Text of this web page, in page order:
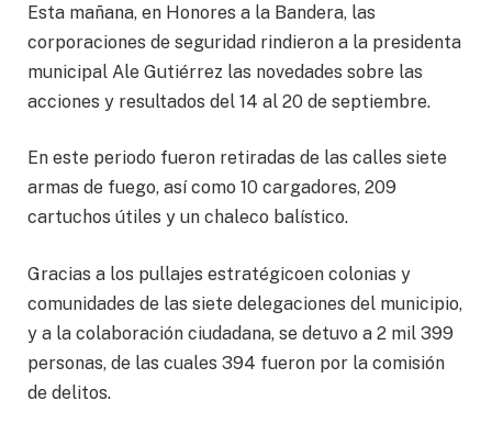
Esta mañana, en Honores a la Bandera, las
corporaciones de seguridad rindieron a la presidenta
municipal Ale Gutiérrez las novedades sobre las
acciones y resultados del 14 al 20 de septiembre.
En este periodo fueron retiradas de las calles siete
armas de fuego, así como 10 cargadores, 209
cartuchos útiles y un chaleco balístico.
Gracias a los pullajes estratégicoen colonias y
comunidades de las siete delegaciones del municipio,
y a la colaboración ciudadana, se detuvo a 2 mil 399
personas, de las cuales 394 fueron por la comisión
de delitos.